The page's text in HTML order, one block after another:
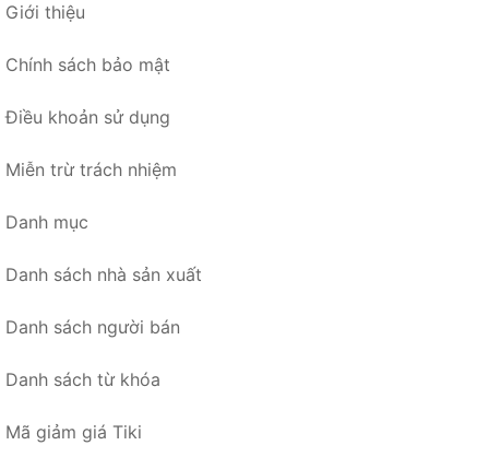
Giới thiệu
Chính sách bảo mật
Điều khoản sử dụng
Miễn trừ trách nhiệm
Danh mục
Danh sách nhà sản xuất
Danh sách người bán
Danh sách từ khóa
Mã giảm giá Tiki